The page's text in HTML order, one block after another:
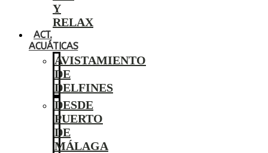
Y
RELAX
ACT.
ACUÁTICAS
AVISTAMIENTO
DE
DELFINES
DESDE
PUERTO
DE
MÁLAGA